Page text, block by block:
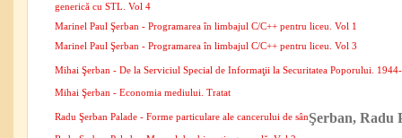
generică cu STL. Vol 4
Marinel Paul Şerban - Programarea în limbajul C/C++ pentru liceu. Vol 1
Marinel Paul Şerban - Programarea în limbajul C/C++ pentru liceu. Vol 3
Mihai Şerban - De la Serviciul Special de Informaţii la Securitatea Poporului.
Mihai Şerban - Economia mediului. Tratat
Şerban, Radu
Radu Şerban Palade - Forme particulare ale cancerului de sân